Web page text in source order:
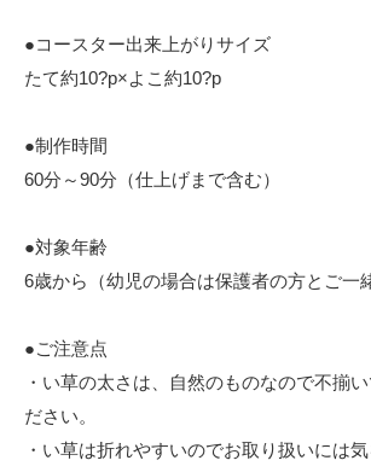
●コースター出来上がりサイズ
たて約10?p×よこ約10?p
●制作時間
60分～90分（仕上げまで含む）
●対象年齢
6歳から（幼児の場合は保護者の方とご一
●ご注意点
・い草の太さは、自然のものなので不揃
ださい。
・い草は折れやすいのでお取り扱いには